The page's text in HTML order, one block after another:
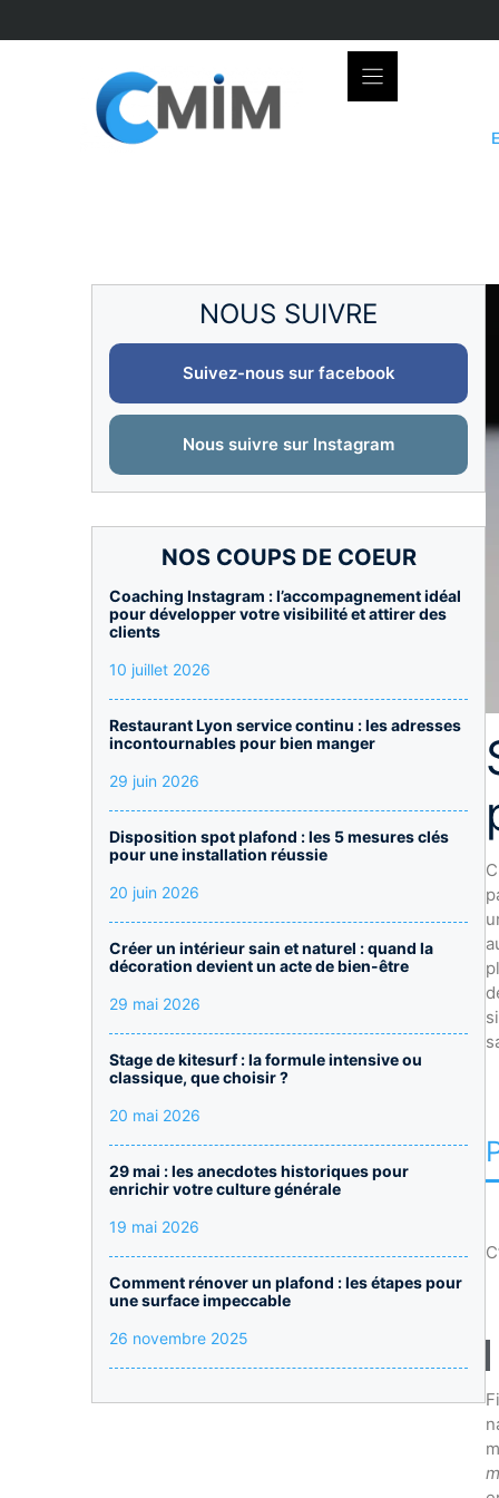
to
NOUS SUIVRE
Suivez-nous sur facebook
Nous suivre sur Instagram
NOS COUPS DE COEUR
Coaching Instagram : l’accompagnement idéal
pour développer votre visibilité et attirer des
clients
10 juillet 2026
Restaurant Lyon service continu : les adresses
incontournables pour bien manger
29 juin 2026
Disposition spot plafond : les 5 mesures clés
pour une installation réussie
20 juin 2026
Créer un intérieur sain et naturel : quand la
décoration devient un acte de bien-être
29 mai 2026
Stage de kitesurf : la formule intensive ou
classique, que choisir ?
20 mai 2026
29 mai : les anecdotes historiques pour
enrichir votre culture générale
19 mai 2026
Comment rénover un plafond : les étapes pour
une surface impeccable
26 novembre 2025